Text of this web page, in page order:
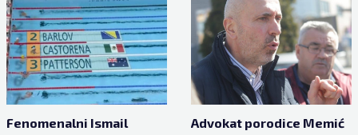
Fenomenalni Ismail
Advokat porodice Memić